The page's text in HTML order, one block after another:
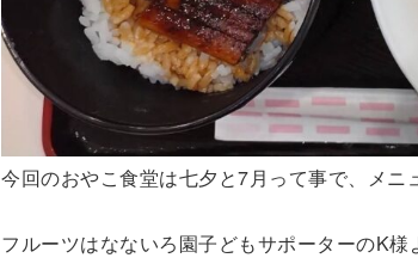
今回のおやこ食堂は七夕と7月って事で、メ
フルーツはなないろ園子どもサポーターのK